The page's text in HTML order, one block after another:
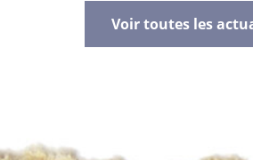
Voir toutes les